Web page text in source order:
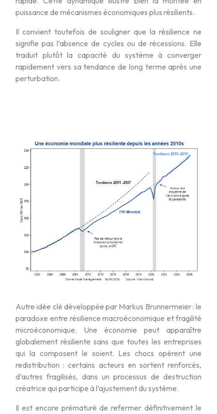
puissance de mécanismes économiques plus résilients.
Il convient toutefois de souligner que la résilience ne
signifie pas l’absence de cycles ou de récessions. Elle
traduit plutôt la capacité du système à converger
rapidement vers sa tendance de long terme après une
perturbation.
Autre idée clé développée par Markus Brunnermeier : le
paradoxe entre résilience macroéconomique et fragilité
microéconomique. Une économie peut apparaître
globalement résiliente sans que toutes les entreprises
qui la composent le soient. Les chocs opèrent une
redistribution : certains acteurs en sortent renforcés,
d’autres fragilisés, dans un processus de destruction
créatrice qui participe à l’ajustement du système.
Il est encore prématuré de refermer définitivement le